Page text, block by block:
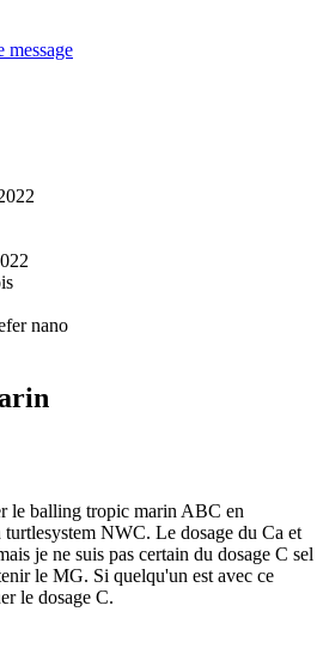
message
nano
le balling tropic marin ABC en
NWC. Le dosage du Ca et
je ne suis pas certain du dosage C sel
le MG. Si quelqu'un est avec ce
le dosage C.